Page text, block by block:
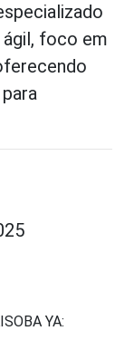
foco em
YA: